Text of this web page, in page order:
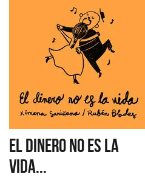
EL DINERO NO ES LA
VIDA...